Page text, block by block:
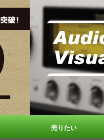
売りたい